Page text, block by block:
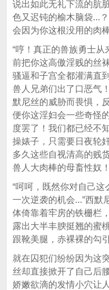
说出如此无礼下流的肮
色又迟钝的榆木脑袋...
会因为你这根没用的肉
“哼！真正的兽族勇士
前把你这高傲淫贱的丝
骚逼和子宫全都灌满直
兽人兄弟们出了口恶气
默尼丝的威胁而畏惧，
便你这淫妇会一些奇怪
度罢了！我们都已经不
操婊子，只需要日夜轮
多久这些自视清高的贱
兽人大肉棒的母畜性奴
“呵呵，既然你对自己
一次逆袭的机会...”西默
体倚靠着牢房的铁栅栏
露出大半丰腴挺翘的蜜
跟靴美腿，赤裸裸的勾
就在囚犯们纷纷因为这
丝却直接掀开了自己后
娇嫩欲滴的发情小穴让